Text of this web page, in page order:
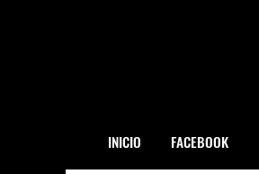
INICIO FACEBOOK